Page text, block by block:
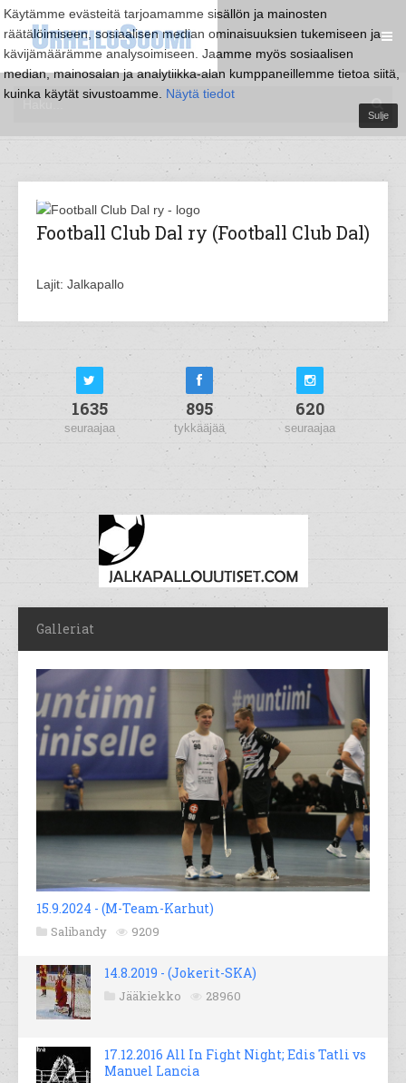
Käytämme evästeitä tarjoamamme sisällön ja mainosten
räätälöimiseen, sosiaalisen median ominaisuuksien tukemiseen ja
kävijämäärämme analysoimiseen. Jaamme myös sosiaalisen
median, mainosalan ja analytiikka-alan kumppaneillemme tietoa siitä,
kuinka käytät sivustoamme. Näytä tiedot
Sulje
Football Club Dal ry (Football Club Dal)
Lajit: Jalkapallo
1635
seuraajaa
895
tykkääjää
620
seuraajaa
Galleriat
15.9.2024 - (M-Team-Karhut)
Salibandy 9209
14.8.2019 - (Jokerit-SKA)
Jääkiekko 28960
17.12.2016 All In Fight Night; Edis Tatli vs
Manuel Lancia